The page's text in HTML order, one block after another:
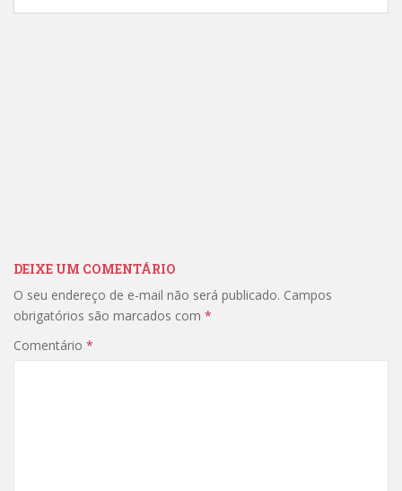
DEIXE UM COMENTÁRIO
O seu endereço de e-mail não será publicado. Campos
obrigatórios são marcados com *
Comentário *